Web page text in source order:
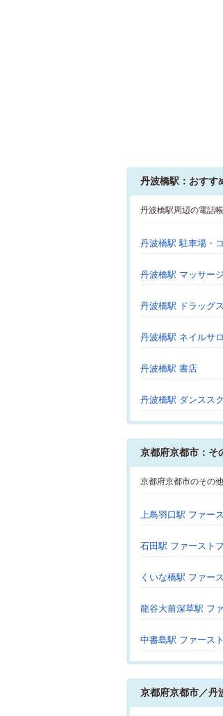
丹波橋駅：おすす
丹波橋駅周辺の電話
丹波橋駅 駐車場・
丹波橋駅 マッサー
丹波橋駅 ドラッグ
丹波橋駅 ネイルサ
丹波橋駅 書店
丹波橋駅 ダンスス
京都府京都市：そ
京都府京都市のその
上鳥羽口駅 ファー
石田駅 ファースト
くいな橋駅 ファー
龍谷大前深草駅 フ
中書島駅 ファース
京都府京都市／丹